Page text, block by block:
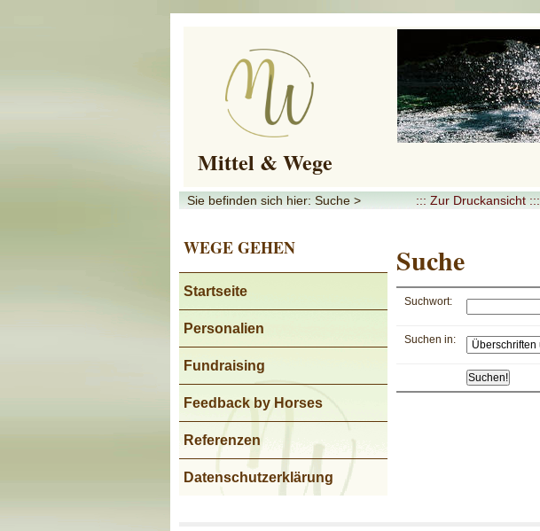
Mittel & Wege
Sie befinden sich hier: Suche > ::: Zur Druckansicht :::
WEGE GEHEN
Startseite
Personalien
Fundraising
Feedback by Horses
Referenzen
Datenschutzerklärung
Suche
Suchwort:
Suchen in: